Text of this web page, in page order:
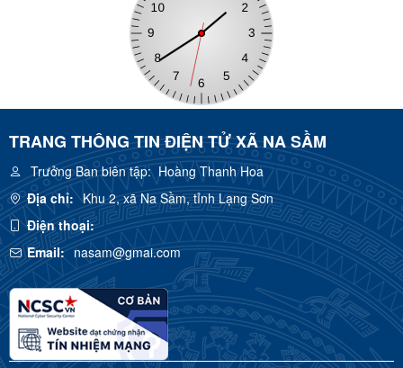
TRANG THÔNG TIN ĐIỆN TỬ XÃ NA SẦM
Trưởng Ban biên tập:Hoàng Thanh Hoa
Địa chỉ: Khu 2, xã Na Sầm, tỉnh Lạng Sơn
Điện thoại:
Email: nasam@gmai.com